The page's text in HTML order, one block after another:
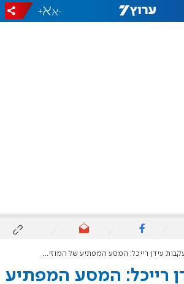
-
+
עידן רייכל: המסע המפתיע של המוזיקאי לתנ"ך
רייכל: המסע המפתיע